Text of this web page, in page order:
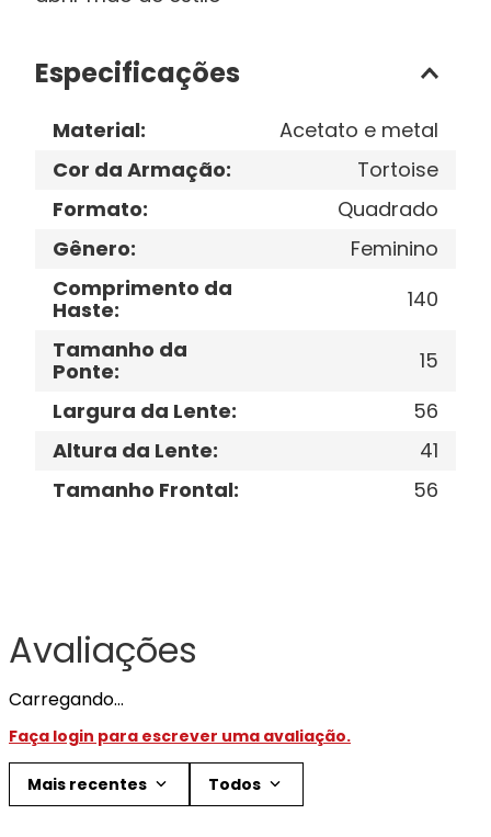
Especificações
Material:
Acetato e metal
Cor da Armação:
Tortoise
Formato:
Quadrado
Gênero:
Feminino
Comprimento da
Haste:
140
Tamanho da
Ponte:
15
Largura da Lente:
56
Altura da Lente:
41
Tamanho Frontal: 56
Avaliações
Carregando…
Faça login para escrever uma avaliação.
Mais recentes Todos